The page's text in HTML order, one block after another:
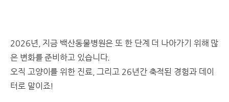
2026년, 지금 백산동물병원은 또 한 단계 더 나아가기 위해 많
은 변화를 준비하고 있습니다.
오직 고양이를 위한 진료, 그리고 26년간 축적된 경험과 데이
터로 말이죠!